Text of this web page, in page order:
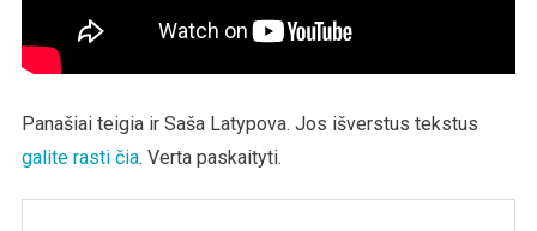
Panašiai teigia ir Saša Latypova. Jos išverstus tekstus
galite rasti čia. Verta paskaityti.